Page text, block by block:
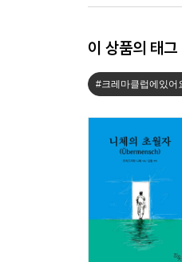
이 상품의 태그
#크레마클럽에있어